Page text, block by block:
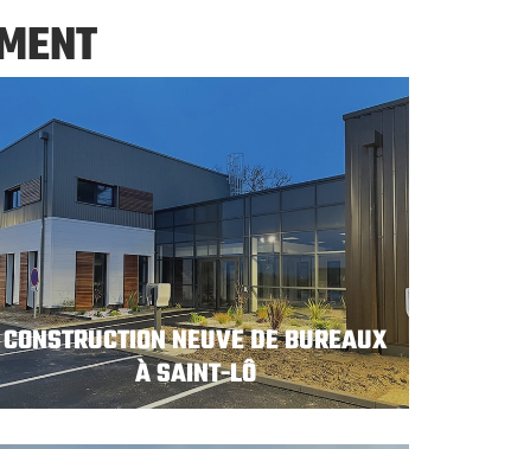
CONSTRUCTION NEUVE DE BUREAUX
À SAINT-LÔ